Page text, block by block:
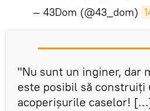
— 43Dom (@43_dom)
"Nu sunt un inginer, dar
este posibil să construiți
acoperișurile caselor!